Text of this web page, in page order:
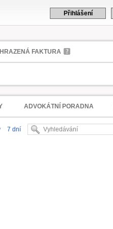
Přihlášení
FAKTURA
ADVOKÁTNÍ PORADNA
7 dní